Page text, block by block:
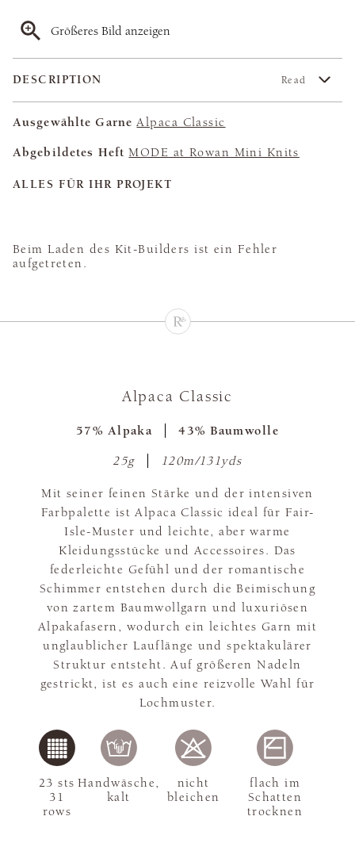
Größeres Bild anzeigen
DESCRIPTION Read
Ausgewählte Garne Alpaca Classic
Abgebildetes Heft MODE at Rowan Mini Knits
ALLES FÜR IHR PROJEKT
Beim Laden des Kit-Builders ist ein Fehler
aufgetreten.
Alpaca Classic
57% Alpaka 43% Baumwolle
25g 120m/131yds
Mit seiner feinen Stärke und der intensiven
Farbpalette ist Alpaca Classic ideal für Fair-
Isle-Muster und leichte, aber warme
Kleidungsstücke und Accessoires. Das
federleichte Gefühl und der romantische
Schimmer entstehen durch die Beimischung
von zartem Baumwollgarn und luxuriösen
Alpakafasern, wodurch ein leichtes Garn mit
unglaublicher Lauflänge und spektakulärer
Struktur entsteht. Auf größeren Nadeln
gestrickt, ist es auch eine reizvolle Wahl für
Lochmuster.
23 sts
31
rows
Handwäsche,
kalt
nicht
bleichen
flach im
Schatten
trocknen